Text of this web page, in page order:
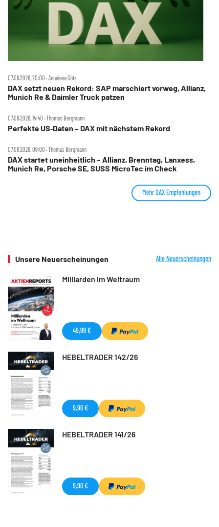
07.08.2026, 20:00 ‧ Annalena Götz
DAX setzt neuen Rekord: SAP marschiert vorweg, Allianz,
Munich Re & Daimler Truck patzen
07.08.2026, 14:40 ‧ Thomas Bergmann
Perfekte US‑Daten – DAX mit nächstem Rekord
07.08.2026, 09:00 ‧ Thomas Bergmann
DAX startet uneinheitlich – Allianz, Brenntag, Lanxess,
Munich Re, Porsche SE, SUSS MicroTec im Check
Mehr DAX Empfehlungen
Unsere Neuerscheinungen Alle Neuerscheinungen
Milliarden im Weltraum
49,99 €
HEBELTRADER 142/26
9,90 €
HEBELTRADER 141/26
9,90 €